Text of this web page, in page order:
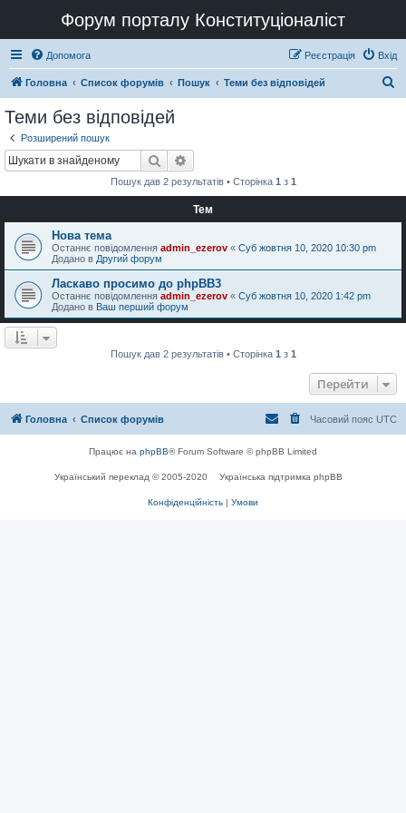
Форум порталу Конституціоналіст
Допомога Вхід
Реєстрація
Головна Список форумів Пошук Теми без відповідей
Теми без відповідей
Розширений пошук
Пошук
Пошук дав 2 результатів • Сторінка 1 з 1
Тем
Нова тема
Останнє повідомлення admin_ezerov « Суб жовтня 10, 2020 10:30 pm
Додано в Другий форум
Ласкаво просимо до phpBB3
Останнє повідомлення admin_ezerov « Суб жовтня 10, 2020 1:42 pm
Додано в Ваш перший форум
Пошук дав 2 результатів • Сторінка 1 з 1
Перейти
Головна Список форумів Часовий пояс UTC
Працює на phpBB® Forum Software © phpBB Limited
Український переклад © 2005-2020 Українська підтримка phpBB
Конфіденційність | Умови